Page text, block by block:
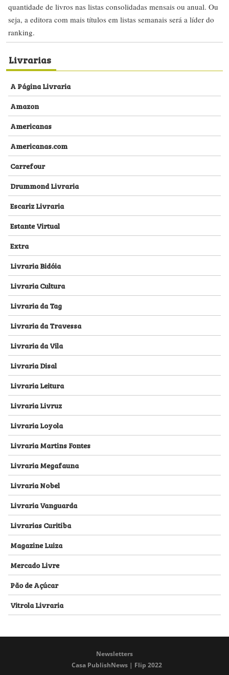
quantidade de livros nas listas consolidadas mensais ou anual. Ou
seja, a editora com mais títulos em listas semanais será a líder do
ranking.
Livrarias
A Página Livraria
Amazon
Americanas
Americanas.com
Carrefour
Drummond Livraria
Escariz Livraria
Estante Virtual
Extra
Livraria Bidóia
Livraria Cultura
Livraria da Tag
Livraria da Travessa
Livraria da Vila
Livraria Disal
Livraria Leitura
Livraria Livruz
Livraria Loyola
Livraria Martins Fontes
Livraria Megafauna
Livraria Nobel
Livraria Vanguarda
Livrarias Curitiba
Magazine Luiza
Mercado Livre
Pão de Açúcar
Vitrola Livraria
Newsletters
Casa PublishNews | Flip 2022